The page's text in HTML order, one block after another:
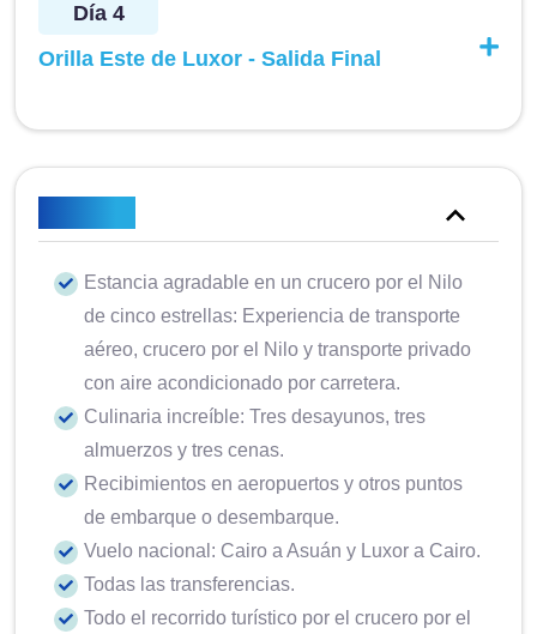
Día 4
Orilla Este de Luxor - Salida Final
Estancia agradable en un crucero por el Nilo
de cinco estrellas: Experiencia de transporte
aéreo, crucero por el Nilo y transporte privado
con aire acondicionado por carretera.
Culinaria increíble: Tres desayunos, tres
almuerzos y tres cenas.
Recibimientos en aeropuertos y otros puntos
de embarque o desembarque.
Vuelo nacional: Cairo a Asuán y Luxor a Cairo.
Todas las transferencias.
Todo el recorrido turístico por el crucero por el